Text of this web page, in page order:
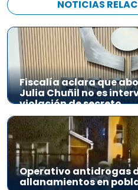
NOTICIAS
Fiscalía aclara que
Julia Chuñil no es
violación de secreto
Operativo antidrogas
allanamientos en